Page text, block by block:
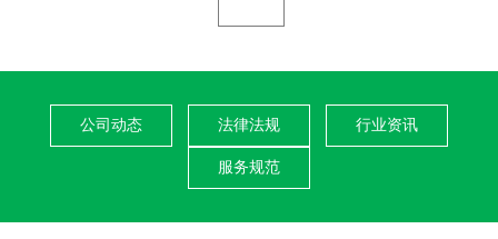
公司动态 法律法规 行业资讯
服务规范